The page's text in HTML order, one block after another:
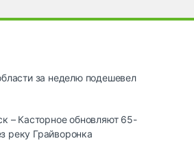
за неделю подешевел
– Касторное обновляют 65-
реку Грайворонка